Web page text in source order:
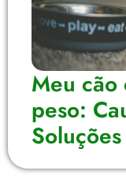
Meu
peso:
Soluções